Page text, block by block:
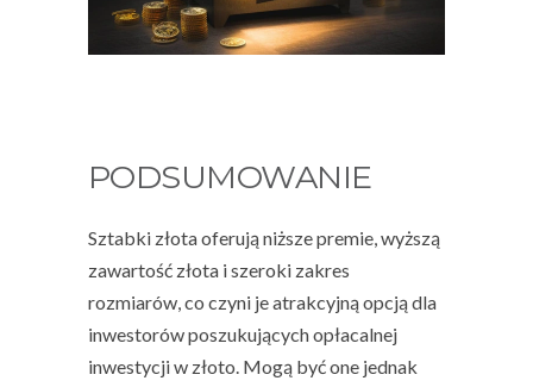
PODSUMOWANIE
Sztabki złota oferują niższe premie, wyższą
zawartość złota i szeroki zakres
rozmiarów, co czyni je atrakcyjną opcją dla
inwestorów poszukujących opłacalnej
inwestycji w złoto. Mogą być one jednak